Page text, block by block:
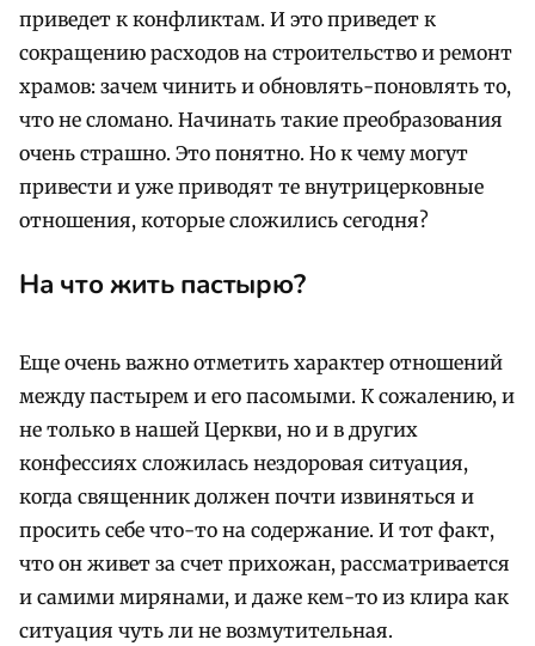
приведет к конфликтам. И это приведет к
сокращению расходов на строительство и ремонт
храмов: зачем чинить и обновлять-поновлять то,
что не сломано. Начинать такие преобразования
очень страшно. Это понятно. Но к чему могут
привести и уже приводят те внутрицерковные
отношения, которые сложились сегодня?
На что жить пастырю?
Еще очень важно отметить характер отношений
между пастырем и его пасомыми. К сожалению, и
не только в нашей Церкви, но и в других
конфессиях сложилась нездоровая ситуация,
когда священник должен почти извиняться и
просить себе что-то на содержание. И тот факт,
что он живет за счет прихожан, рассматривается
и самими мирянами, и даже кем-то из клира как
ситуация чуть ли не возмутительная.